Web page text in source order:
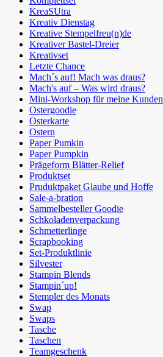
KreaSUtra
Kreativ Dienstag
Kreative Stempelfreu(n)de
Kreativer Bastel-Dreier
Kreativset
Letzte Chance
Mach´s auf! Mach was draus?
Mach's auf – Was wird draus?
Mini-Workshop für meine Kunden
Ostergoodie
Osterkarte
Ostern
Paper Pumkin
Paper Pumpkin
Prägeform Blätter-Relief
Produktset
Pruduktpaket Glaube und Hoffe
Sale-a-bration
Sammelbesteller Goodie
Schkoladenverpackung
Schmetterlinge
Scrapbooking
Set-Produktlinie
Silvester
Stampin Blends
Stampin´up!
Stempler des Monats
Swap
Swaps
Tasche
Taschen
Teamgeschenk